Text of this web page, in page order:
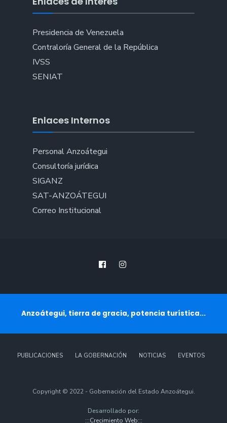
Presidencia de Venezuela
Contraloría General de la República
IVSS
SENIAT
Enlaces Internos
Personal Anzoátegui
Consultoría jurídica
SIGANZ
SAT-ANZOÁTEGUI
Correo Institucional
Anzoátegui, tierra de gracia, potencia turística...
PUBLICACIONES LA GOBERNACIÓN NOTICIAS EVENTOS
Copyright © 2022 - Gobernación del Estado Anzoátegui.
Desarrollado por:
:::Crecimiento Web:::